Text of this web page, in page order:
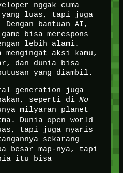
nggak cuma
luas, tapi juga
bantuan AI,
bisa merespons
lebih alami.
mengingat aksi kamu,
dan dunia bisa
yang diambil.
generation juga
seperti di No
milyaran planet
Dunia open world
tapi juga nyaris
sekarang
besar map-nya, tapi
itu bisa